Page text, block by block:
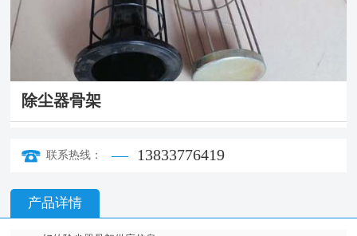
除尘器骨架
联系热线： 13833776419
产品详情